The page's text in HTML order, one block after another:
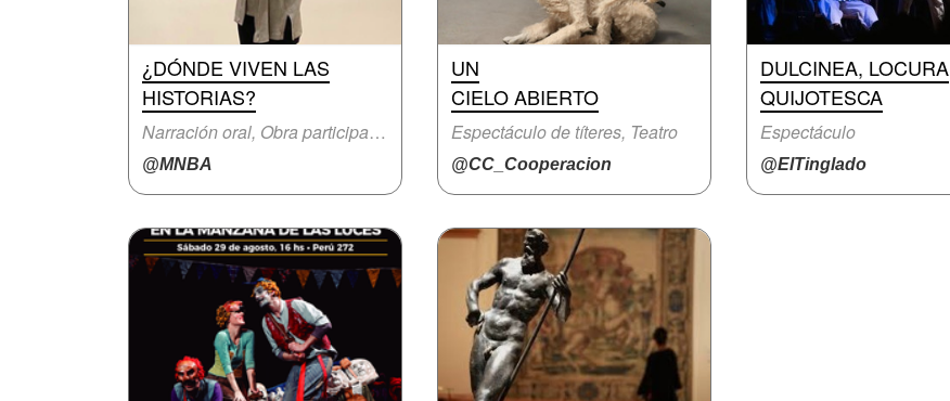
¿DÓNDE VIVEN LAS
HISTORIAS?
Narración oral, Obra participativa
@MNBA
UN
CIELO ABIERTO
Espectáculo de títeres, Teatro
@CC_Cooperacion
DULCINEA, LOCURA
QUIJOTESCA
Espectáculo
@ElTinglado